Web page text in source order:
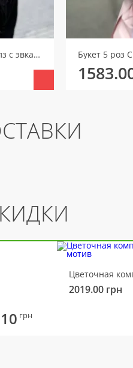
Букет 7 роз Мисти Баблз с эвкалиптом Букет 5 роз
2019.00 грн
грн